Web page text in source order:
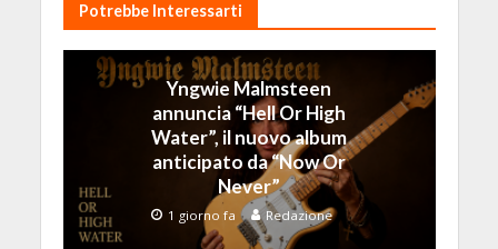
Potrebbe Interessarti
Yngwie Malmsteen
annuncia “Hell Or High
Water”, il nuovo album
anticipato da “Now Or
Never”
1 giorno fa Redazione